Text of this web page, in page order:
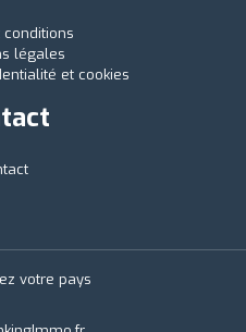
légales
et cookies
votre pays